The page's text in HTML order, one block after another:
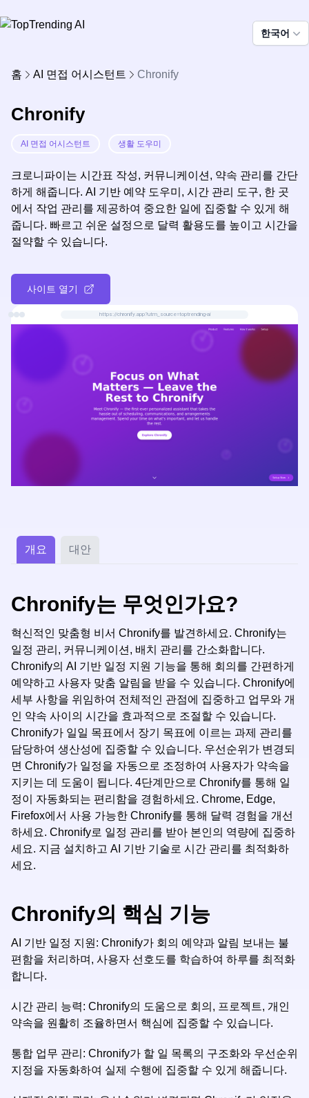
한국어
홈 AI 면접 어시스턴트 Chronify
Chronify
AI 면접 어시스턴트 생활 도우미
크로니파이는 시간표 작성, 커뮤니케이션, 약속 관리를 간단
하게 해줍니다. AI 기반 예약 도우미, 시간 관리 도구, 한 곳
에서 작업 관리를 제공하여 중요한 일에 집중할 수 있게 해
줍니다. 빠르고 쉬운 설정으로 달력 활용도를 높이고 시간을
절약할 수 있습니다.
사이트 열기
https://chronify.app?utm_source=toptrending-ai
개요 대안
Chronify는 무엇인가요?
혁신적인 맞춤형 비서 Chronify를 발견하세요. Chronify는
일정 관리, 커뮤니케이션, 배치 관리를 간소화합니다.
Chronify의 AI 기반 일정 지원 기능을 통해 회의를 간편하게
예약하고 사용자 맞춤 알림을 받을 수 있습니다. Chronify에
세부 사항을 위임하여 전체적인 관점에 집중하고 업무와 개
인 약속 사이의 시간을 효과적으로 조절할 수 있습니다.
Chronify가 일일 목표에서 장기 목표에 이르는 과제 관리를
담당하여 생산성에 집중할 수 있습니다. 우선순위가 변경되
면 Chronify가 일정을 자동으로 조정하여 사용자가 약속을
지키는 데 도움이 됩니다. 4단계만으로 Chronify를 통해 일
정이 자동화되는 편리함을 경험하세요. Chrome, Edge,
Firefox에서 사용 가능한 Chronify를 통해 달력 경험을 개선
하세요. Chronify로 일정 관리를 받아 본인의 역량에 집중하
세요. 지금 설치하고 AI 기반 기술로 시간 관리를 최적화하
세요.
Chronify의 핵심 기능
AI 기반 일정 지원: Chronify가 회의 예약과 알림 보내는 불
편함을 처리하며, 사용자 선호도를 학습하여 하루를 최적화
합니다.
시간 관리 능력: Chronify의 도움으로 회의, 프로젝트, 개인
약속을 원활히 조율하면서 핵심에 집중할 수 있습니다.
통합 업무 관리: Chronify가 할 일 목록의 구조화와 우선순위
지정을 자동화하여 실제 수행에 집중할 수 있게 해줍니다.